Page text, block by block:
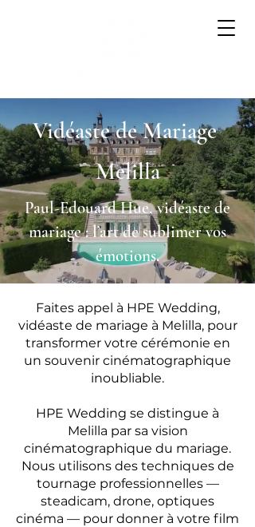
Vidéaste de Mariage
Melilla
Paul-Edouard Hue, vidéaste de
mariage : l’art de sublimer vos
émotions.
Faites appel à HPE Wedding,
vidéaste de mariage à Melilla, pour
transformer votre cérémonie en
un souvenir cinématographique
inoubliable.
HPE Wedding se distingue à
Melilla par sa vision
cinématographique du mariage.
Nous utilisons des techniques de
tournage professionnelles —
steadicam, drone, optiques
cinéma — pour donner à votre film